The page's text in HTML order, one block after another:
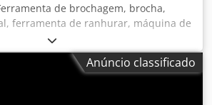
de brochagem, brocha,
ferramenta de ranhurar, máquina de
de moldagem de ranhuras, ferramenta
máquina de moldagem de
Planeta Coswig, brocha de brocha -
34-165inGG -Largura: 16 mm -
Dsdpfx Ajitt Sasmkeck -
Anúncio classificado